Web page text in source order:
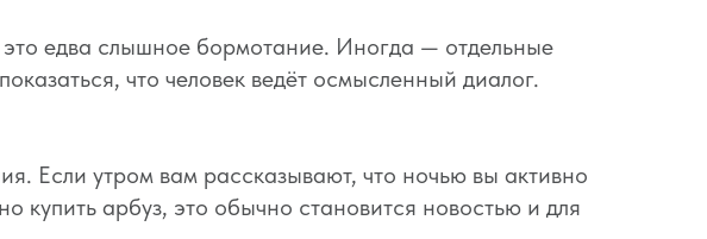
едва слышное бормотание. Иногда — отдельные
что человек ведёт осмысленный диалог.
Если утром вам рассказывают, что ночью вы активно
купить арбуз, это обычно становится новостью и для